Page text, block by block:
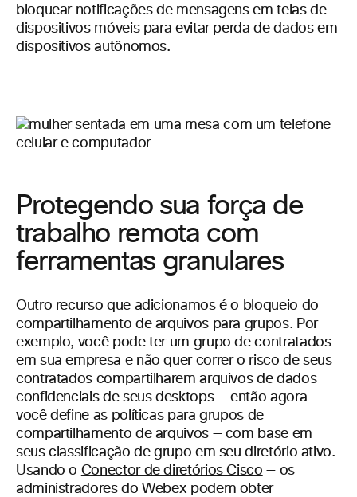
bloquear notificações de mensagens em telas de
dispositivos móveis para evitar perda de dados em
dispositivos autônomos.
Protegendo sua força de
trabalho remota com
ferramentas granulares
Outro recurso que adicionamos é o bloqueio do
compartilhamento de arquivos para grupos. Por
exemplo, você pode ter um grupo de contratados
em sua empresa e não quer correr o risco de seus
contratados compartilharem arquivos de dados
confidenciais de seus desktops — então agora
você define as políticas para grupos de
compartilhamento de arquivos — com base em
seus classificação de grupo em seu diretório ativo.
Usando o Conector de diretórios Cisco — os
administradores do Webex podem obter